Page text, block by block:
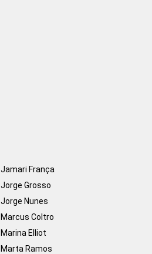
Jamari França
Jorge Grosso
Jorge Nunes
Marcus Coltro
Marina Elliot
Marta Ramos